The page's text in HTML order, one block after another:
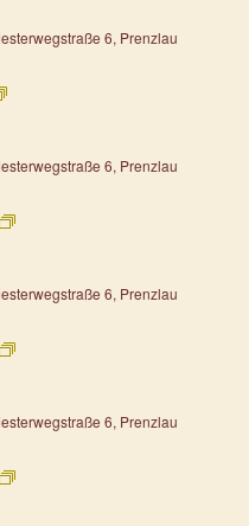
6, Prenzlau
Frauenfrühstück
6, Prenzlau
Frauenfrühstück
6, Prenzlau
Frauenfrühstück
6, Prenzlau
Frauenfrühstück